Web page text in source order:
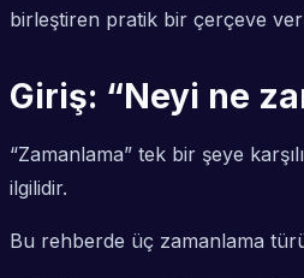
birleştiren pratik bir çerçeve
Giriş: “Neyi ne
“Zamanlama” tek bir şeye
ilgilidir.
Bu rehberde üç zamanlama